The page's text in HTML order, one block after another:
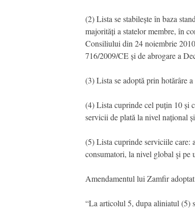
(2) Lista se stabilește în baza
majorități a statelor membre, în
Consiliului din 24 noiembrie
716/2009/CE și de abrogare a
(3) Lista se adoptă prin hotărâre
(4) Lista cuprinde cel puțin 10 și
servicii de plată la nivel național
(5) Lista cuprinde serviciile care:
consumatori, la nivel global şi pe
Amendamentul lui Zamfir
“La articolul 5, dupa aliniatul (5)